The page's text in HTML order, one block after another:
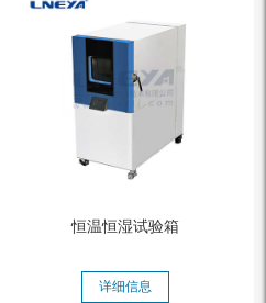
恒温恒湿试验箱
详细信息